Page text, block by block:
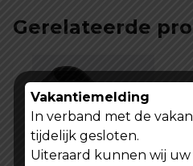
Gerelateerde
Vakantiemelding
In verband met de
tijdelijk gesloten.
Uiteraard kunnen wij